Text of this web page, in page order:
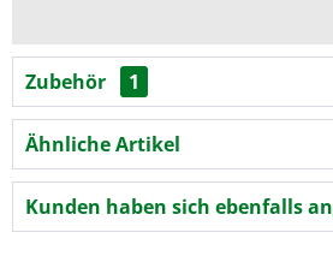
Zubehör 1
Ähnliche Artikel
Kunden haben sich ebenfalls